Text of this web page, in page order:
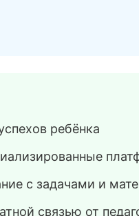
ребёнка
с задачами и
связью от